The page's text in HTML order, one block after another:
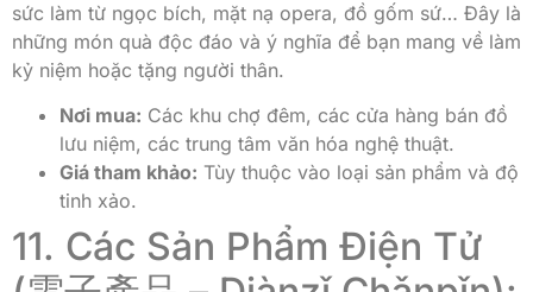
sức làm từ ngọc bích, mặt nạ opera, đồ gốm sứ… Đây là
những món quà độc đáo và ý nghĩa để bạn mang về làm
kỷ niệm hoặc tặng người thân.
Nơi mua: Các khu chợ đêm, các cửa hàng bán đồ
lưu niệm, các trung tâm văn hóa nghệ thuật.
Giá tham khảo: Tùy thuộc vào loại sản phẩm và độ
tinh xảo.
11. Các Sản Phẩm Điện Tử